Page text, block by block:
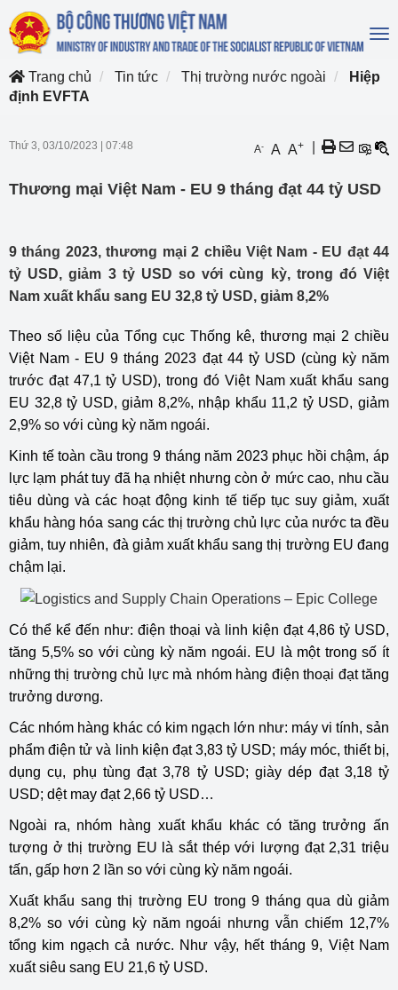
Trang chủ
Tin tức Thị trường nước ngoài
Hiệp
định EVFTA
Thứ 3, 03/10/2023 07:48 A- A A+
Thương mại Việt Nam - EU 9 tháng đạt 44 tỷ USD
9 tháng 2023, thương mại 2 chiều Việt Nam - EU đạt 44
tỷ USD, giảm 3 tỷ USD so với cùng kỳ, trong đó Việt
Nam xuất khẩu sang EU 32,8 tỷ USD, giảm 8,2%
Theo số liệu của Tổng cục Thống kê, thương mại 2 chiều
Việt Nam - EU 9 tháng 2023 đạt 44 tỷ USD (cùng kỳ năm
trước đạt 47,1 tỷ USD), trong đó Việt Nam xuất khẩu sang
EU 32,8 tỷ USD, giảm 8,2%, nhập khẩu 11,2 tỷ USD, giảm
2,9% so với cùng kỳ năm ngoái.
Kinh tế toàn cầu trong 9 tháng năm 2023 phục hồi chậm, áp
lực lạm phát tuy đã hạ nhiệt nhưng còn ở mức cao, nhu cầu
tiêu dùng và các hoạt động kinh tế tiếp tục suy giảm, xuất
khẩu hàng hóa sang các thị trường chủ lực của nước ta đều
giảm, tuy nhiên, đà giảm xuất khẩu sang thị trường EU đang
chậm lại.
Có thể kể đến như: điện thoại và linh kiện đạt 4,86 tỷ USD,
tăng 5,5% so với cùng kỳ năm ngoái. EU là một trong số ít
những thị trường chủ lực mà nhóm hàng điện thoại đạt tăng
trưởng dương.
Các nhóm hàng khác có kim ngạch lớn như: máy vi tính, sản
phẩm điện tử và linh kiện đạt 3,83 tỷ USD; máy móc, thiết bị,
dụng cụ, phụ tùng đạt 3,78 tỷ USD; giày dép đạt 3,18 tỷ
USD; dệt may đạt 2,66 tỷ USD…
Ngoài ra, nhóm hàng xuất khẩu khác có tăng trưởng ấn
tượng ở thị trường EU là sắt thép với lượng đạt 2,31 triệu
tấn, gấp hơn 2 lần so với cùng kỳ năm ngoái.
Xuất khẩu sang thị trường EU trong 9 tháng qua dù giảm
8,2% so với cùng kỳ năm ngoái nhưng vẫn chiếm 12,7%
tổng kim ngạch cả nước. Như vậy, hết tháng 9, Việt Nam
xuất siêu sang EU 21,6 tỷ USD.